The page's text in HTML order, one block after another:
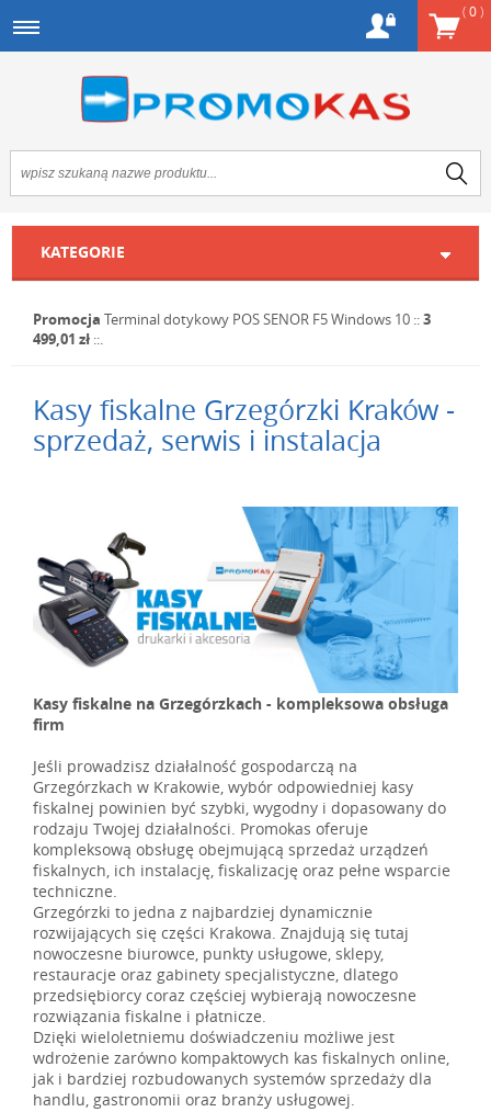
(0)
KATEGORIE
Promocja Terminal dotykowy POS SENOR F5 Windows 10 ::3
499,01 zł ::.
Kasy fiskalne Grzegórzki Kraków -
sprzedaż, serwis i instalacja
Kasy fiskalne na Grzegórzkach - kompleksowa obsługa
firm
Jeśli prowadzisz działalność gospodarczą na
Grzegórzkach w Krakowie, wybór odpowiedniej kasy
fiskalnej powinien być szybki, wygodny i dopasowany do
rodzaju Twojej działalności. Promokas oferuje
kompleksową obsługę obejmującą sprzedaż urządzeń
fiskalnych, ich instalację, fiskalizację oraz pełne wsparcie
techniczne.
Grzegórzki to jedna z najbardziej dynamicznie
rozwijających się części Krakowa. Znajdują się tutaj
nowoczesne biurowce, punkty usługowe, sklepy,
restauracje oraz gabinety specjalistyczne, dlatego
przedsiębiorcy coraz częściej wybierają nowoczesne
rozwiązania fiskalne i płatnicze.
Dzięki wieloletniemu doświadczeniu możliwe jest
wdrożenie zarówno kompaktowych kas fiskalnych online,
jak i bardziej rozbudowanych systemów sprzedaży dla
handlu, gastronomii oraz branży usługowej.